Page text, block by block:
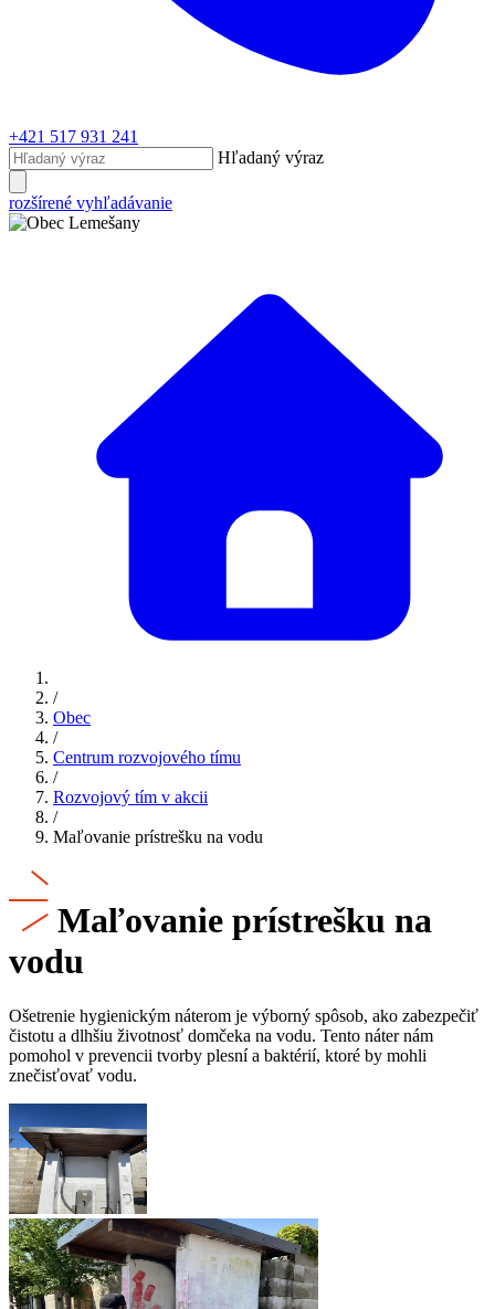
+421 517 931 241
Hľadaný výraz
rozšírené vyhľadávanie
/
Obec
/
Centrum rozvojového tímu
/
Rozvojový tím v akcii
/
Maľovanie prístrešku na vodu
Maľovanie prístrešku na
vodu
Ošetrenie hygienickým náterom je výborný spôsob, ako zabezpečiť
čistotu a dlhšiu životnosť domčeka na vodu. Tento náter nám
pomohol v prevencii tvorby plesní a baktérií, ktoré by mohli
znečisťovať vodu.